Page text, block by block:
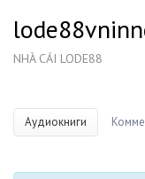
NHÀ CÁI LODE88
Аудиокниги